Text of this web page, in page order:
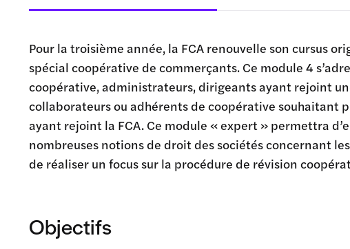
Pour la troisième année, la FCA renouvelle son cursus
spécial coopérative de commerçants. Ce module 4
coopérative, administrateurs, dirigeants ayant rejoint
collaborateurs ou adhérents de coopérative souhaitant
ayant rejoint la FCA. Ce module « expert » permettra
nombreuses notions de droit des sociétés concernant
de réaliser un focus sur la procédure de révision
Objectifs